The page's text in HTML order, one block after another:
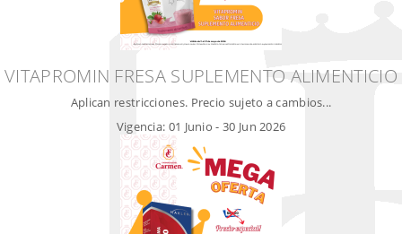
VITAPROMIN FRESA SUPLEMENTO ALIMENTICIO
Aplican restricciones. Precio sujeto a cambios...
Vigencia: 01 Junio - 30 Jun 2026